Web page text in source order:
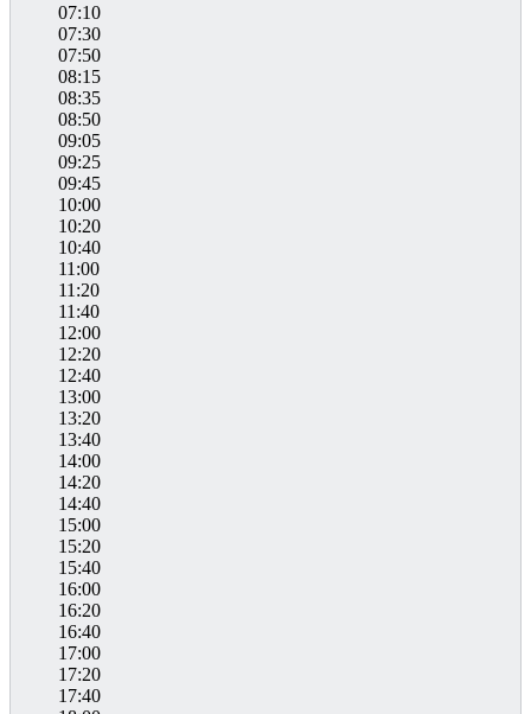
07:10
07:30
07:50
08:15
08:35
08:50
09:05
09:25
09:45
10:00
10:20
10:40
11:00
11:20
11:40
12:00
12:20
12:40
13:00
13:20
13:40
14:00
14:20
14:40
15:00
15:20
15:40
16:00
16:20
16:40
17:00
17:20
17:40